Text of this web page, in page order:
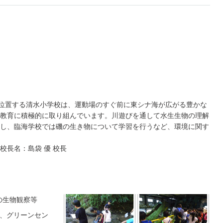
する清水小学校は、運動場のすぐ前に東シナ海が広がる豊かな
育に積極的に取り組んでいます。川遊びを通して水生生物の理解
、臨海学校では磯の生き物について学習を行うなど、環境に関す
長名：島袋 優 校長
物観察等
グリーンセン